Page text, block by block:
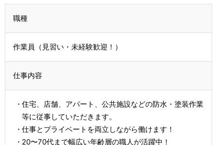
職種
作業員（見習い・未経験歓迎！）
仕事内容
住宅、店舗、アパート、公共施設などの防水・塗装作業
等に従事していただきます。
仕事とプライベートを両立しながら働けます！
20〜70代まで幅広い年齢層の職人が活躍中！